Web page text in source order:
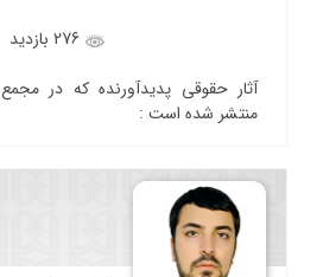
آثار حقوقی پدیدآورنده که در
منتشر شده است :